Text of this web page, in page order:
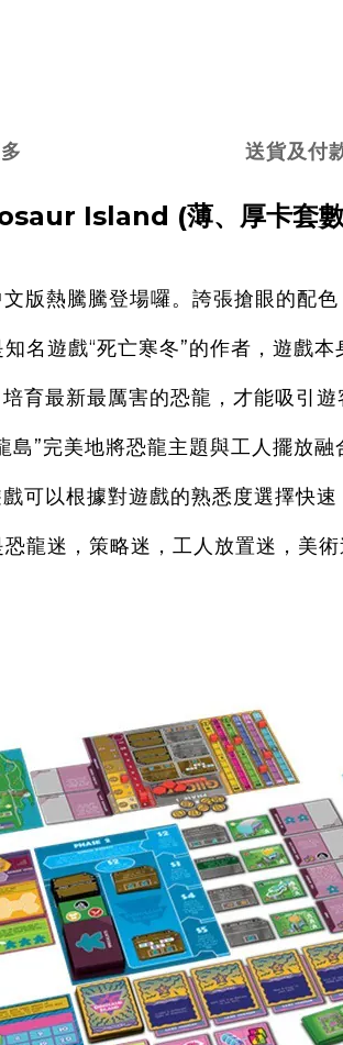
送貨及付
Island (薄、厚卡套
版熱騰騰登場囉。誇張搶眼的配
名遊戲“死亡寒冬”的作者，遊戲
育最新最厲害的恐龍，才能吸引
”完美地將恐龍主題與工人擺放
可以根據對遊戲的熟悉度選擇快
龍迷，策略迷，工人放置迷，美